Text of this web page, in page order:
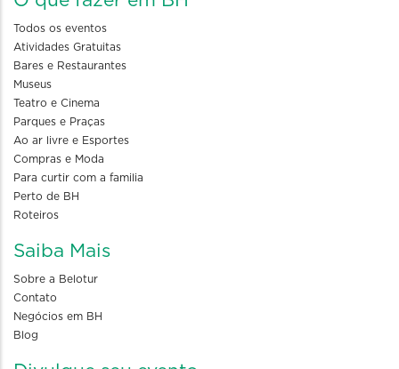
Todos os eventos
Atividades Gratuitas
Bares e Restaurantes
Museus
Teatro e Cinema
Parques e Praças
Ao ar livre e Esportes
Compras e Moda
Para curtir com a familia
Perto de BH
Roteiros
Saiba Mais
Sobre a Belotur
Contato
Negócios em BH
Blog